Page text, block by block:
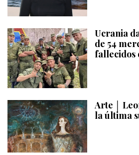
Ucrania
de 54
fallecidos
Arte │
la última